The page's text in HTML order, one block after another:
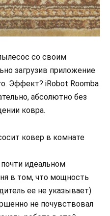
со своим
загрузив приложение
Эффект? iRobot Roomba
абсолютно без
ковра.
идеальном
в том, что мощность
ее не указывает)
не почувствовал